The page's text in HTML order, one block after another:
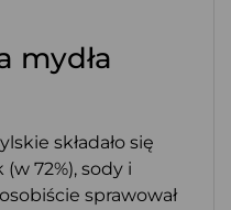
mydła
składało się
72%), sody i
sprawował